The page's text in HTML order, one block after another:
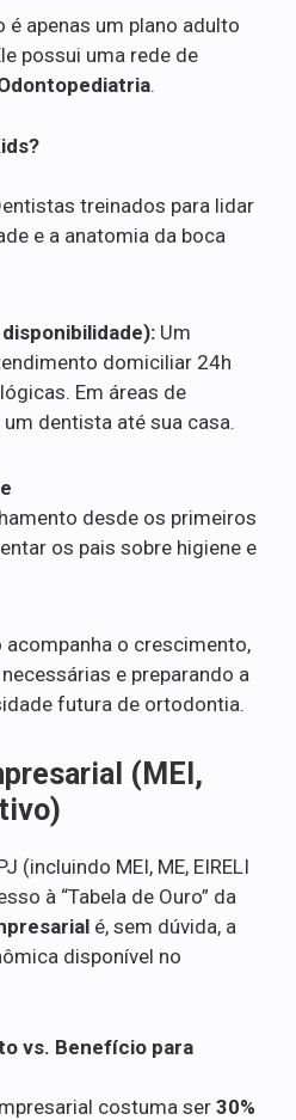
é apenas um plano adulto
possui uma rede de
.
treinados para lidar
e a anatomia da boca
Um
domiciliar 24h
Em áreas de
dentista até sua casa.
desde os primeiros
os pais sobre higiene e
acompanha o crescimento,
e preparando a
futura de ortodontia.
(MEI,
(incluindo MEI, ME, EIRELI
à “Tabela de Ouro” da
é, sem dúvida, a
disponível no
vs. Benefício para
costuma ser 30%